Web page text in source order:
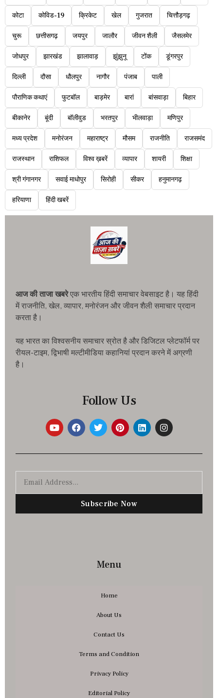
कोटा कोविड-19 क्रिकेट खेल गुजरात चित्तौड़गढ़
चुरू छत्तीसगढ़ जयपुर जालौर जीवन शैली जैसलमेर
जोधपुर झारखंड झालावाड़ झुंझुनू टोंक डूंगरपुर
दिल्ली दौसा धौलपुर नागौर पंजाब पाली
पौराणिक कथाएं फुटबॉल बाड़मेर बारां बांसवाड़ा बिहार
बीकानेर बूंदी बॉलीवुड भरतपुर भीलवाड़ा मणिपुर
मध्य प्रदेश मनोरंजन महाराष्ट्र मौसम राजनीति राजसमंद
राजस्थान राशिफल विश्व ख़बरें व्यापार शायरी शिक्षा
श्री गंगानगर सवाई माधोपुर सिरोही सीकर हनुमानगढ़
हरियाणा हिंदी खबरें
आज की ताजा खबरेएक भारतीय हिंदी समाचार वेबसाइट है। यह हिंदी
में राजनीति, खेल, व्यापार, मनोरंजन और जीवन शैली समाचार प्रदान
करता है।
यह भारत का विश्वसनीय समाचार स्रोत है और डिजिटल प्लेटफॉर्म पर
रीयल-टाइम, द्विभाषी मल्टीमीडिया कहानियां प्रदान करने में अग्रणी
है।
Follow Us
Subscribe Now
Menu
Home
About Us
Contact Us
Terms and Condition
Privacy Policy
Editorial Policy